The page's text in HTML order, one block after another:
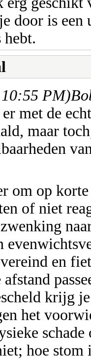
door is
hebt.
PM)
met de
maar
om op korte
of niet
en
krijg
het
hoe